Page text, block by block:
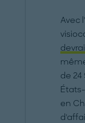
Avec
de 24
en